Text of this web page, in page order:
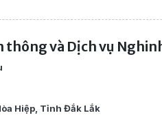
thông và Dịch vụ
Hiệp, Tỉnh Đắk Lắk